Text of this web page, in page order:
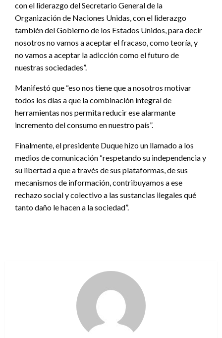
con el liderazgo del Secretario General de la
Organización de Naciones Unidas, con el liderazgo
también del Gobierno de los Estados Unidos, para decir
nosotros no vamos a aceptar el fracaso, como teoría, y
no vamos a aceptar la adicción como el futuro de
nuestras sociedades”.
Manifestó que “eso nos tiene que a nosotros motivar
todos los días a que la combinación integral de
herramientas nos permita reducir ese alarmante
incremento del consumo en nuestro país”.
Finalmente, el presidente Duque hizo un llamado a los
medios de comunicación “respetando su independencia y
su libertad a que a través de sus plataformas, de sus
mecanismos de información, contribuyamos a ese
rechazo social y colectivo a las sustancias ilegales qué
tanto daño le hacen a la sociedad”.